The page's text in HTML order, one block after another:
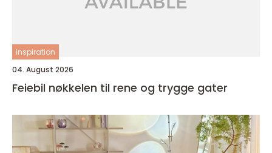
inspiration
04. August 2026
Feiebil nøkkelen til rene og trygge gater